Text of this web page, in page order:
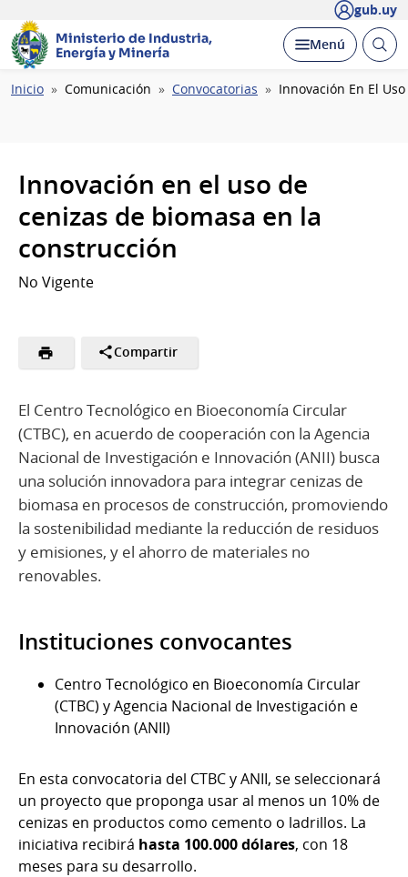
gub.uy
Ministerio de Industria,
Energía y Minería
Desplegar
Menú Abrir
Ruta
Inicio Comunicación Convocatorias Innovación En El
Innovación en el uso de
cenizas de biomasa en la
construcción
No Vigente
Compartir
El Centro Tecnológico en Bioeconomía Circular
(CTBC), en acuerdo de cooperación con la Agencia
Nacional de Investigación e Innovación (ANII) busca
una solución innovadora para integrar cenizas de
biomasa en procesos de construcción, promoviendo
la sostenibilidad mediante la reducción de residuos
y emisiones, y el ahorro de materiales no
renovables.
Instituciones convocantes
Centro Tecnológico en Bioeconomía Circular
(CTBC) y Agencia Nacional de Investigación e
Innovación (ANII)
En esta convocatoria del CTBC y ANII, se seleccionará
un proyecto que proponga usar al menos un 10% de
cenizas en productos como cemento o ladrillos. La
iniciativa recibirá hasta 100.000 dólares, con 18
meses para su desarrollo.